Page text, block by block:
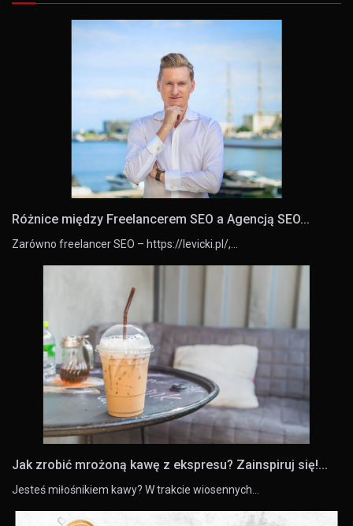
Różnice między Freelancerem SEO a Agencją SEO...
Zarówno freelancer SEO – https://levicki.pl/,…
Jak zrobić mrożoną kawę z ekspresu? Zainspiruj się!...
Jesteś miłośnikiem kawy? W trakcie wiosennych…